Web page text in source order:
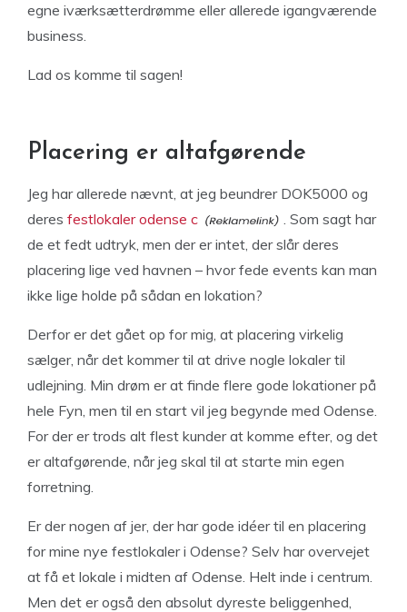
egne iværksætterdrømme eller allerede igangværende
business.
Lad os komme til sagen!
Placering er altafgørende
Jeg har allerede nævnt, at jeg beundrer DOK5000 og
deres festlokaler odense c
. Som sagt har
de et fedt udtryk, men der er intet, der slår deres
placering lige ved havnen – hvor fede events kan man
ikke lige holde på sådan en lokation?
Derfor er det gået op for mig, at placering virkelig
sælger, når det kommer til at drive nogle lokaler til
udlejning. Min drøm er at finde flere gode lokationer på
hele Fyn, men til en start vil jeg begynde med Odense.
For der er trods alt flest kunder at komme efter, og det
er altafgørende, når jeg skal til at starte min egen
forretning.
Er der nogen af jer, der har gode idéer til en placering
for mine nye festlokaler i Odense? Selv har overvejet
at få et lokale i midten af Odense. Helt inde i centrum.
Men det er også den absolut dyreste beliggenhed,